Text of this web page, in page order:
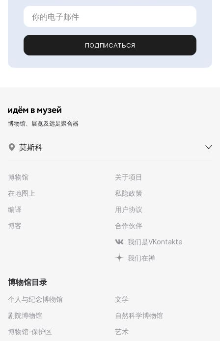
ПОДПИСАТЬСЯ
博物馆、展览及远足聚合器
莫斯科
博物馆
在地图上
编译
博客
关于项目
私隐政策
用户协议
合作伙伴
我们是VKontakte
我们在禅
博物馆目录
个人与纪念博物馆
剧院博物馆
博物馆-保护区
文学
自然科学博物馆
艺术